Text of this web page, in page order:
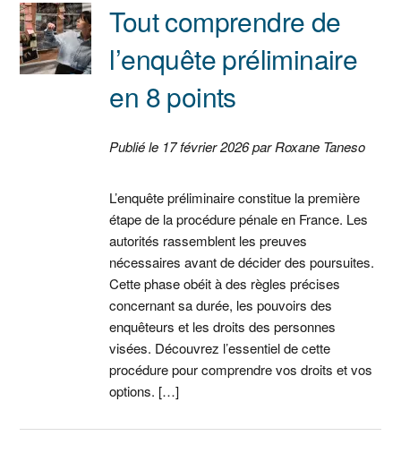
Tout comprendre de
l’enquête préliminaire
en 8 points
Publié le 17 février 2026 par Roxane Taneso
L’enquête préliminaire constitue la première
étape de la procédure pénale en France. Les
autorités rassemblent les preuves
nécessaires avant de décider des poursuites.
Cette phase obéit à des règles précises
concernant sa durée, les pouvoirs des
enquêteurs et les droits des personnes
visées. Découvrez l’essentiel de cette
procédure pour comprendre vos droits et vos
options. […]